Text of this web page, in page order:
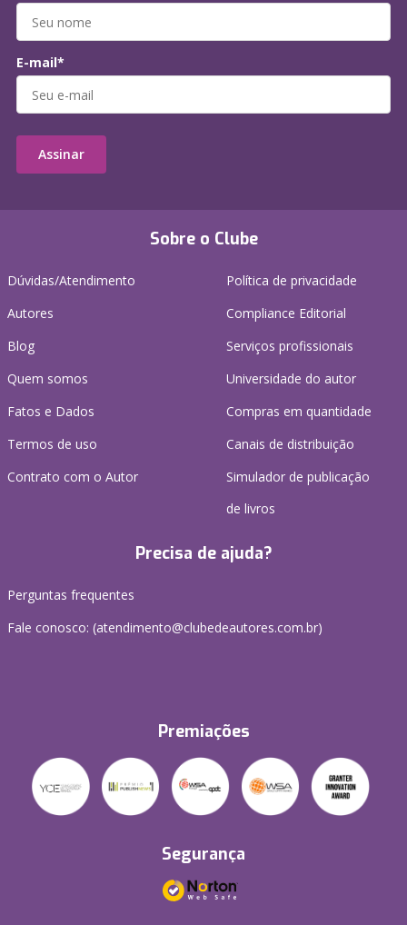
Sobre o Clube
Dúvidas/Atendimento
Autores
Blog
Quem somos
Fatos e Dados
Termos de uso
Contrato com o Autor
Política de privacidade
Compliance Editorial
Serviços profissionais
Universidade do autor
Compras em quantidade
Canais de distribuição
Simulador de publicação
de livros
Precisa de ajuda?
Perguntas frequentes
Fale conosco: (atendimento@clubedeautores.com.br)
Premiações
Segurança
E-mail*
Assinar